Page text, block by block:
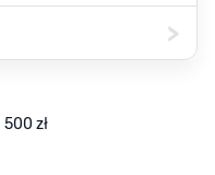
>
zł